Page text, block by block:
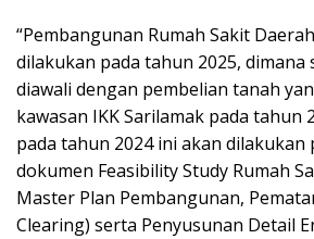
“Pembangunan Rumah Sakit
dilakukan pada tahun 2025, dimana
diawali dengan pembelian tanah
kawasan IKK Sarilamak pada tahun
pada tahun 2024 ini akan dilakukan
dokumen Feasibility Study Rumah
Master Plan Pembangunan,
Clearing) serta Penyusunan Detail